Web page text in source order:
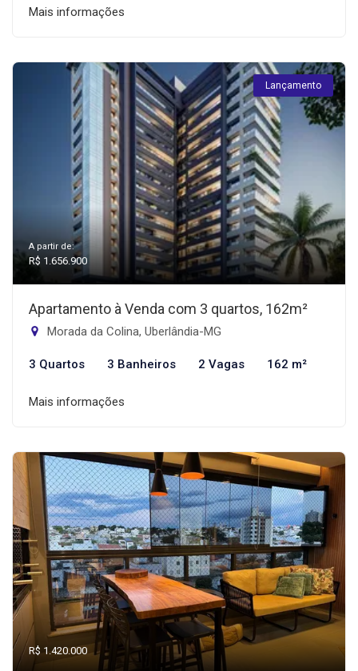
Mais informações
Lançamento
A partir de:
R$ 1.656.900
Apartamento à Venda com 3 quartos, 162m²
Morada da Colina, Uberlândia-MG
3 Quartos 3 Banheiros 2 Vagas 162 m²
Mais informações
R$ 1.420.000